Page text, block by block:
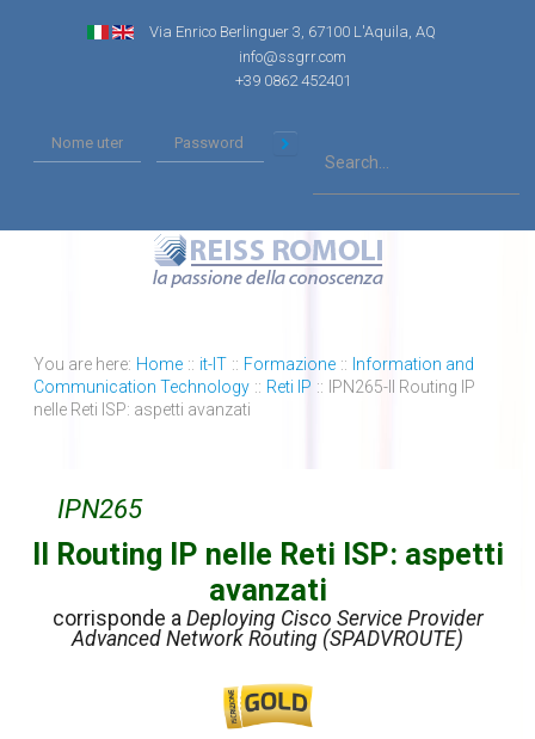
Via Enrico Berlinguer 3, 67100 L'Aquila, AQ
info@ssgrr.com
+39 0862 452401
You are here: Home :: it-IT :: Formazione :: Information and
Communication Technology :: Reti IP ::
IPN265-Il Routing IP
nelle Reti ISP: aspetti avanzati
IPN265
Il Routing IP nelle Reti ISP: aspetti
avanzati
corrisponde a Deploying Cisco Service Provider
Advanced Network Routing (SPADVROUTE)